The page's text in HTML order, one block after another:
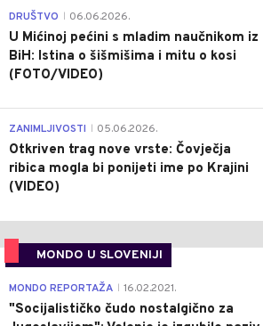
DRUŠTVO 06.06.2026.
U Mićinoj pećini s mladim naučnikom iz
BiH: Istina o šišmišima i mitu o kosi
(FOTO/VIDEO)
ZANIMLJIVOSTI 05.06.2026.
Otkriven trag nove vrste: Čovječja
ribica mogla bi ponijeti ime po Krajini
(VIDEO)
MONDO U SLOVENIJI
MONDO REPORTAŽA 16.02.2021.
"Socijalističko čudo nostalgično za